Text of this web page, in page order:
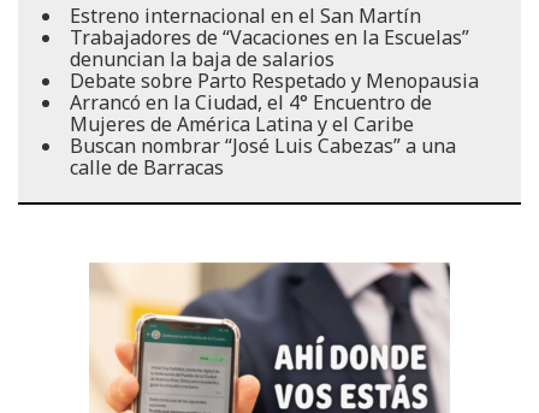
Estreno internacional en el San Martín
Trabajadores de “Vacaciones en la Escuelas”
denuncian la baja de salarios
Debate sobre Parto Respetado y Menopausia
Arrancó en la Ciudad, el 4° Encuentro de
Mujeres de América Latina y el Caribe
Buscan nombrar “José Luis Cabezas” a una
calle de Barracas